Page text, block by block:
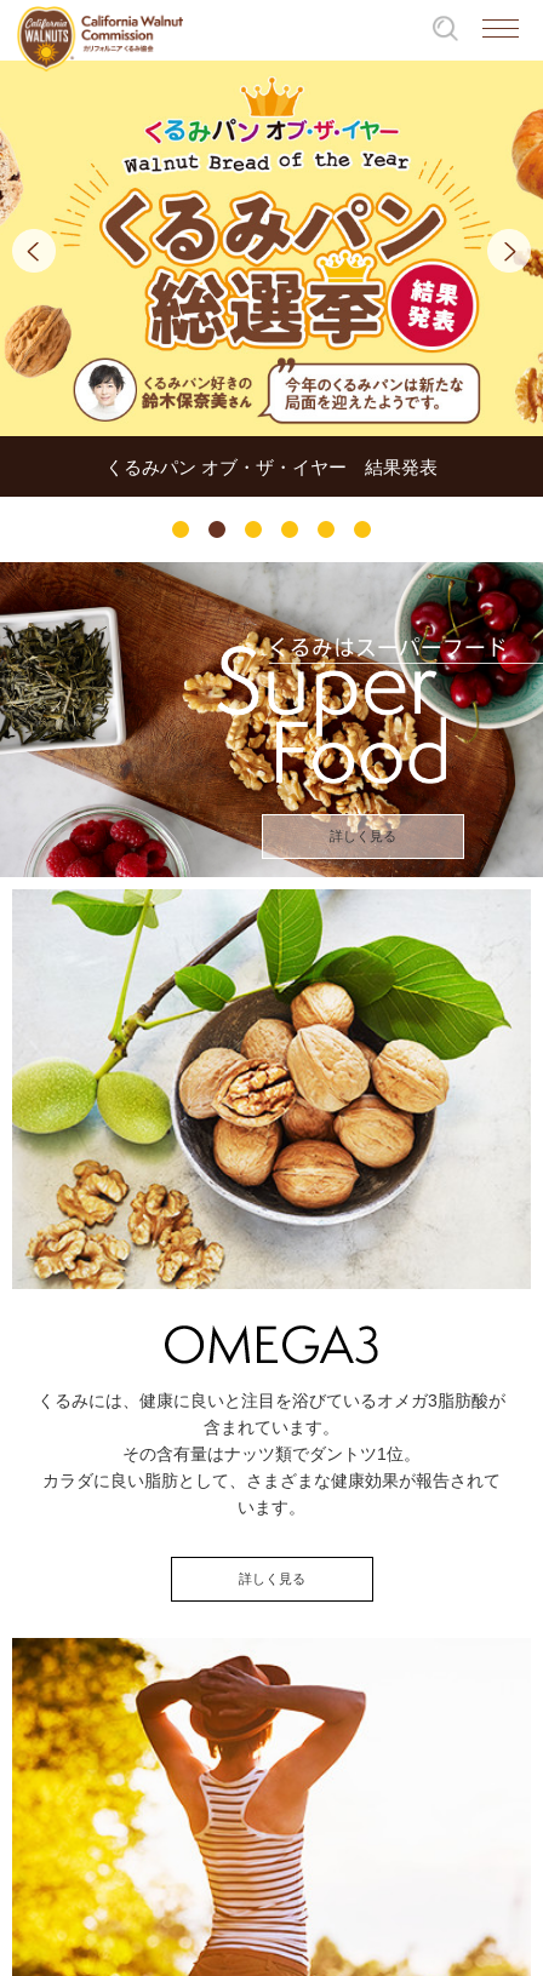
くるみパン オブ・ザ・イヤー 結果発表
3 4 5 6
詳しく見る
くるみには、健康に良いと注目を浴びているオメガ3脂肪酸が
含まれています。
その含有量はナッツ類でダントツ1位。
カラダに良い脂肪として、さまざまな健康効果が報告されて
います。
詳しく見る